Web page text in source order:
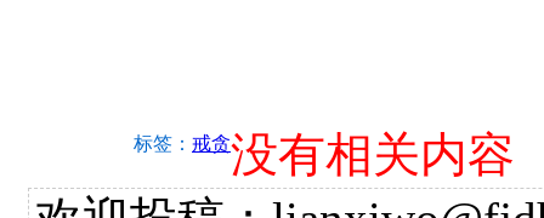
标签： 戒贪没有相关内容